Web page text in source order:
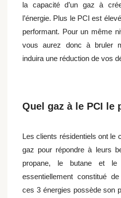
la capacité d’un gaz à
l’énergie. Plus le PCI est
performant. Pour un même
vous aurez donc à bruler
induira une réduction de vos
Quel gaz à le PCI le
Les clients résidentiels ont le
gaz pour répondre à leurs
propane, le butane et
essentiellement constitué
ces 3 énergies possède son